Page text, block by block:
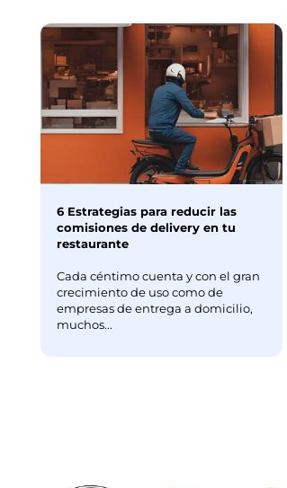
6 Estrategias para reducir las
comisiones de delivery en tu
restaurante
Cada céntimo cuenta y con el gran
crecimiento de uso como de
empresas de entrega a domicilio,
muchos...